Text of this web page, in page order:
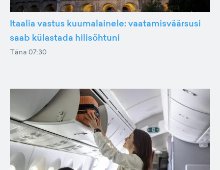
Itaalia vastus kuumalainele: vaatamisväärsusi
saab külastada hilisõhtuni
Täna 07:30